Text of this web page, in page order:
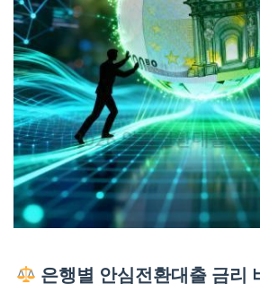
은행별 안심전환대출 금리